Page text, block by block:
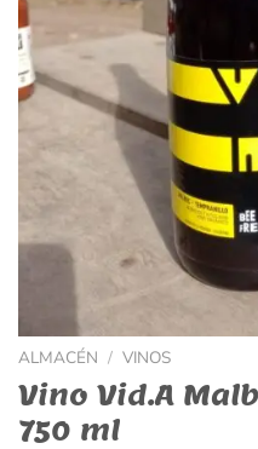
ALMACÉN / VINOS
Vino Vid.A
750 ml